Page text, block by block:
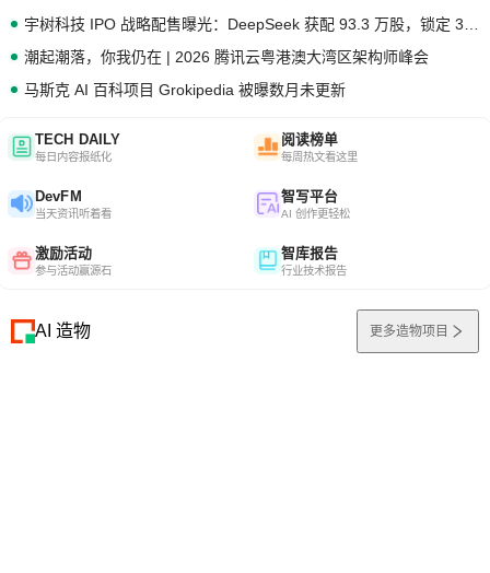
潮起潮落，你我仍在 | 2026 腾讯云粤港澳大湾区架构师峰会
马斯克 AI 百科项目 Grokipedia 被曝数月未更新
TECH DAILY
每日内容报纸化
阅读榜单
每周热文看这里
DevFM
当天资讯听着看
智写平台
AI 创作更轻松
激励活动
参与活动赢源石
智库报告
行业技术报告
AI 造物 更多造物项目